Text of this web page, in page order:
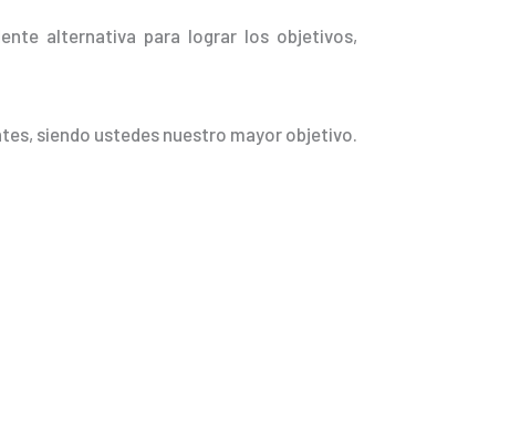
alternativa para lograr los objetivos,
siendo ustedes nuestro mayor objetivo.